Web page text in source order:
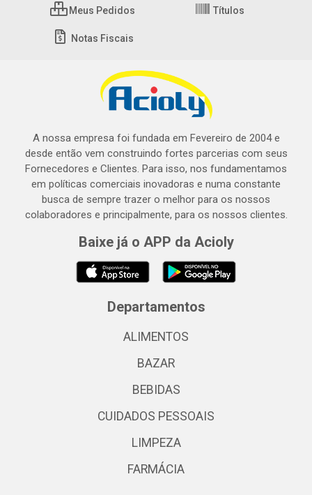
Meus Pedidos Títulos
Notas Fiscais
A nossa empresa foi fundada em Fevereiro de 2004 e
desde então vem construindo fortes parcerias com seus
Fornecedores e Clientes. Para isso, nos fundamentamos
em políticas comerciais inovadoras e numa constante
busca de sempre trazer o melhor para os nossos
colaboradores e principalmente, para os nossos clientes.
Baixe já o APP da Acioly
Departamentos
ALIMENTOS
BAZAR
BEBIDAS
CUIDADOS PESSOAIS
LIMPEZA
FARMÁCIA